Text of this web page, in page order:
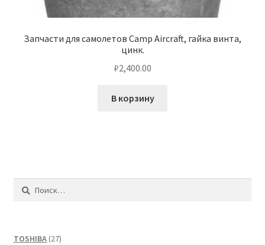
Запчасти для самолетов Camp Aircraft, гайка винта,
цинк.
₽2,400.00
В корзину
Найти:
TOSHIBA 2727